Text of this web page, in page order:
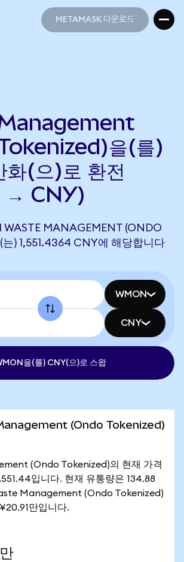
METAMASK 다운로드
을(를)
화(으)로 환전
→ CNY)
MANAGEMENT (ONDO
는) 1,551.4364 CNY에 해당합니다
WMON
CNY
을(를) CNY(으)로 스왑
(Ondo Tokenized)
(Ondo Tokenized)의 현재 가격
입니다. 현재 유통량은 134.88
Management (Ondo Tokenized)
만입니다.